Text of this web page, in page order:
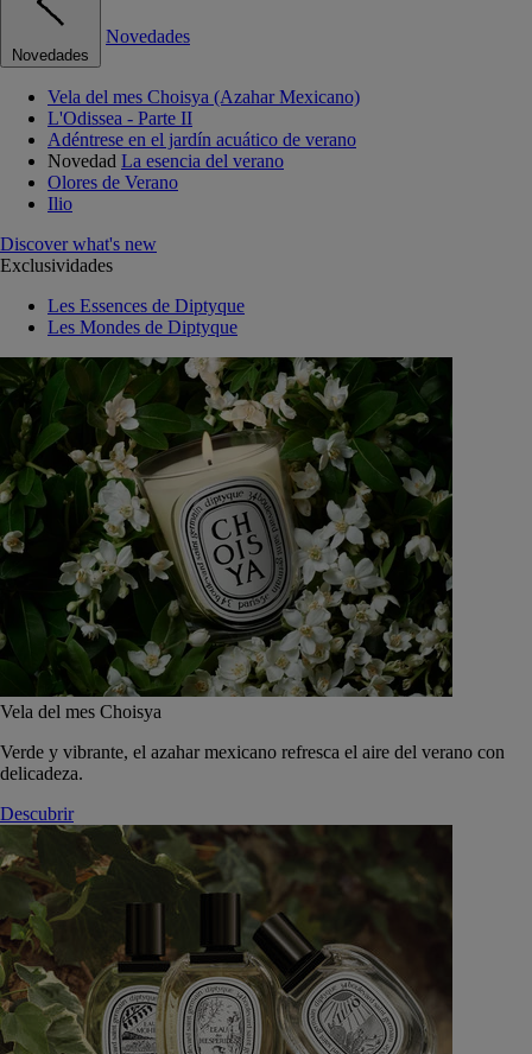
Novedades
Novedades
Vela del mes Choisya (Azahar Mexicano)
L'Odissea - Parte II
Adéntrese en el jardín acuático de verano
Novedad La esencia del verano
Olores de Verano
Ilio
Discover what's new
Exclusividades
Les Essences de Diptyque
Les Mondes de Diptyque
Vela del mes Choisya
Verde y vibrante, el azahar mexicano refresca el aire del verano con
delicadeza.
Descubrir